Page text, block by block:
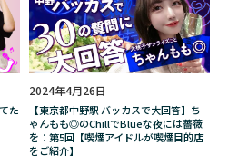
タバコ
紹介
経験談
結婚
編集部員イネ
羽柴なつみ
花草セレ
た
2024年4月26日
【東京都中野駅 バッカスで大回答】ち
ゃんもも◎のChillでBlueな夜には薔薇
を：第5回【喫煙アイドルが喫煙目的店
をご紹介】